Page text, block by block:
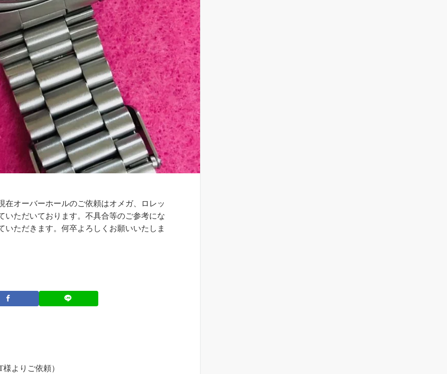
オーバーホールのご依頼はオメガ、ロレッ
いただいております。不具合等のご参考にな
ただきます。何卒よろしくお願いいたしま
よりご依頼）